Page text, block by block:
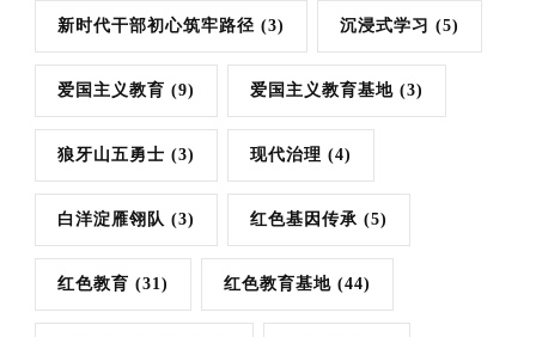
新时代干部初心筑牢路径 (3) 沉浸式学习 (5)
爱国主义教育 (9) 爱国主义教育基地 (3)
狼牙山五勇士 (3) 现代治理 (4)
白洋淀雁翎队 (3) 红色基因传承 (5)
红色教育 (31) 红色教育基地 (44)